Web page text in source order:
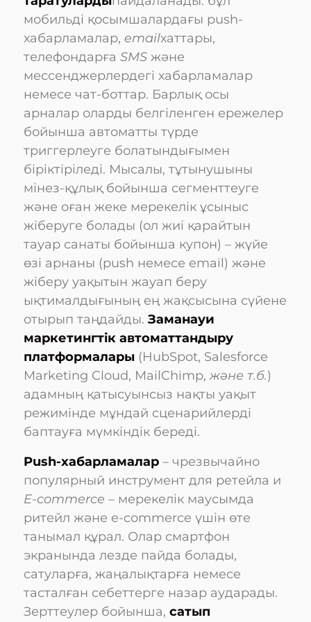
мобильді қосымшалардағы push-
хабарламалар, emailхаттары,
телефондарға SMS және
мессенджерлердегі хабарламалар
немесе чат-боттар. Барлық осы
арналар оларды белгіленген ережелер
бойынша автоматты түрде
триггерлеуге болатындығымен
біріктіріледі. Мысалы, тұтынушыны
мінез-құлық бойынша сегменттеуге
және оған жеке мерекелік ұсыныс
жіберуге болады (ол жиі қарайтын
тауар санаты бойынша купон) – жүйе
өзі арнаны (push немесе email) және
жіберу уақытын жауап беру
ықтималдығының ең жақсысына сүйене
отырып таңдайды. Заманауи
маркетингтік автоматтандыру
платформалары (HubSpot, Salesforce
Marketing Cloud, MailChimp,және т.б.)
адамның қатысуынсыз нақты уақыт
режимінде мұндай сценарийлерді
баптауға мүмкіндік береді.
Push-хабарламалар – чрезвычайно
популярный инструмент для ретейла и
E-commerce – мерекелік маусымда
ритейл және e-commerce үшін өте
танымал құрал. Олар смартфон
экранында лезде пайда болады,
сатуларға, жаңалықтарға немесе
тасталған себеттерге назар аударады.
Зерттеулер бойынша, сатып